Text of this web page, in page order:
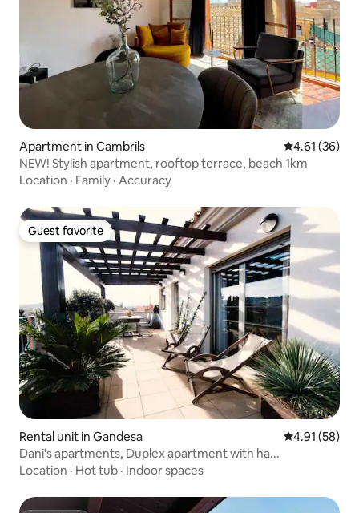
Apartment in Cambrils 4.61 out of 5
4.61 (36)
NEW! Stylish apartment, rooftop terrace, beach 1km
Location · Family · Accuracy
Guest favorite
Guest favorite
Rental unit in Gandesa 4.91 out of 5
4.91 (58)
Dani's apartments, Duplex apartment with ha...
Location · Hot tub · Indoor spaces